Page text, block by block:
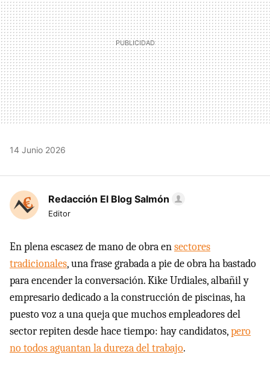
14 Junio 2026
Redacción El Blog Salmón
Editor
En plena escasez de mano de obra ensectores
tradicionales, una frase grabada a pie de obra ha bastado
para encender la conversación. Kike Urdiales, albañil y
empresario dedicado a la construcción de piscinas, ha
puesto voz a una queja que muchos empleadores del
sector repiten desde hace tiempo: hay candidatos,pero
no todos aguantan la dureza del trabajo.